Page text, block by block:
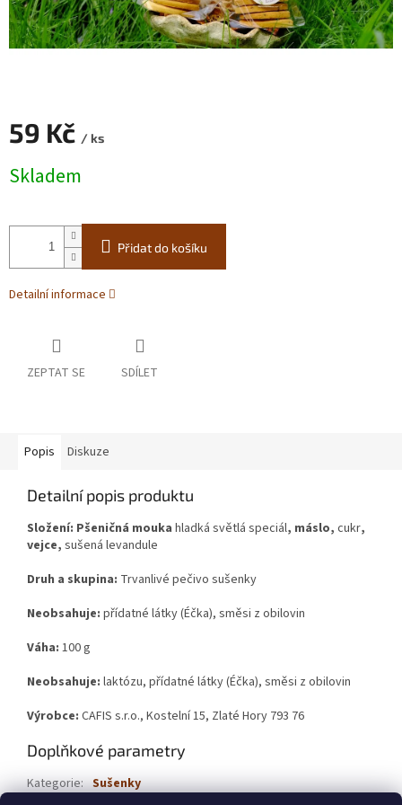
59 Kč / ks
cena:
Skladem
Přidat do košíku
Detailní informace
ZEPTAT SE SDÍLET
Popis Diskuze
Detailní popis produktu
Složení: Pšeničná mouka hladká světlá speciál, máslo, cukr,
vejce, sušená levandule
Druh a skupina: Trvanlivé pečivo sušenky
Neobsahuje: přídatné látky (Éčka), směsi z obilovin
Váha: 100 g
Neobsahuje: laktózu, přídatné látky (Éčka), směsi z obilovin
Výrobce: CAFIS s.r.o., Kostelní 15, Zlaté Hory 793 76
Doplňkové parametry
Kategorie: Sušenky